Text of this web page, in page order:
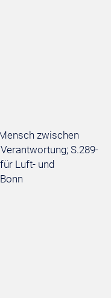
zwischen
S.289-
Luft- und